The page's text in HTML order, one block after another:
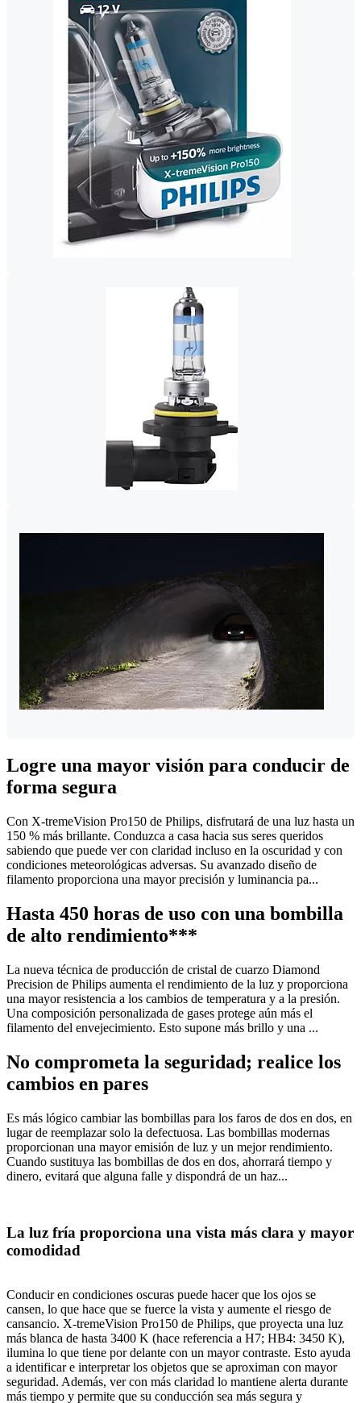
Logre una mayor visión para conducir de
forma segura
Con X-tremeVision Pro150 de Philips, disfrutará de una luz hasta un
150 % más brillante. Conduzca a casa hacia sus seres queridos
sabiendo que puede ver con claridad incluso en la oscuridad y con
condiciones meteorológicas adversas. Su avanzado diseño de
filamento proporciona una mayor precisión y luminancia pa...
Hasta 450 horas de uso con una bombilla
de alto rendimiento***
La nueva técnica de producción de cristal de cuarzo Diamond
Precision de Philips aumenta el rendimiento de la luz y proporciona
una mayor resistencia a los cambios de temperatura y a la presión.
Una composición personalizada de gases protege aún más el
filamento del envejecimiento. Esto supone más brillo y una ...
No comprometa la seguridad; realice los
cambios en pares
Es más lógico cambiar las bombillas para los faros de dos en dos, en
lugar de reemplazar solo la defectuosa. Las bombillas modernas
proporcionan una mayor emisión de luz y un mejor rendimiento.
Cuando sustituya las bombillas de dos en dos, ahorrará tiempo y
dinero, evitará que alguna falle y dispondrá de un haz...
La luz fría proporciona una vista más clara y mayor
comodidad
Conducir en condiciones oscuras puede hacer que los ojos se
cansen, lo que hace que se fuerce la vista y aumente el riesgo de
cansancio. X-tremeVision Pro150 de Philips, que proyecta una luz
más blanca de hasta 3400 K (hace referencia a H7; HB4: 3450 K),
ilumina lo que tiene por delante con un mayor contraste. Esto ayuda
a identificar e interpretar los objetos que se aproximan con mayor
seguridad. Además, ver con más claridad lo mantiene alerta durante
más tiempo y permite que su conducción sea más segura y